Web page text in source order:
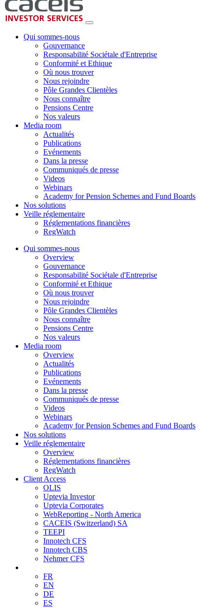
Qui sommes-nous
Gouvernance
Responsabilité Sociétale d'Entreprise
Conformité et Ethique
Où nous trouver
Nous rejoindre
Pôle Grandes Clientèles
Nous connaître
Pensions Centre
Nos valeurs
Media room
Actualités
Publications
Evénements
Dans la presse
Communiqués de presse
Videos
Webinars
Academy for Pension Schemes and Fund Boards
Nos solutions
Veille réglementaire
Réglementations financières
RegWatch
Qui sommes-nous
Overview
Gouvernance
Responsabilité Sociétale d'Entreprise
Conformité et Ethique
Où nous trouver
Nous rejoindre
Pôle Grandes Clientèles
Nous connaître
Pensions Centre
Nos valeurs
Media room
Overview
Actualités
Publications
Evénements
Dans la presse
Communiqués de presse
Videos
Webinars
Academy for Pension Schemes and Fund Boards
Nos solutions
Veille réglementaire
Overview
Réglementations financières
RegWatch
Client Access
OLIS
Uptevia Investor
Uptevia Corporates
WebReporting - North America
CACEIS (Switzerland) SA
TEEPI
Innotech CFS
Innotech CBS
Nehmer CFS
FR
EN
DE
ES